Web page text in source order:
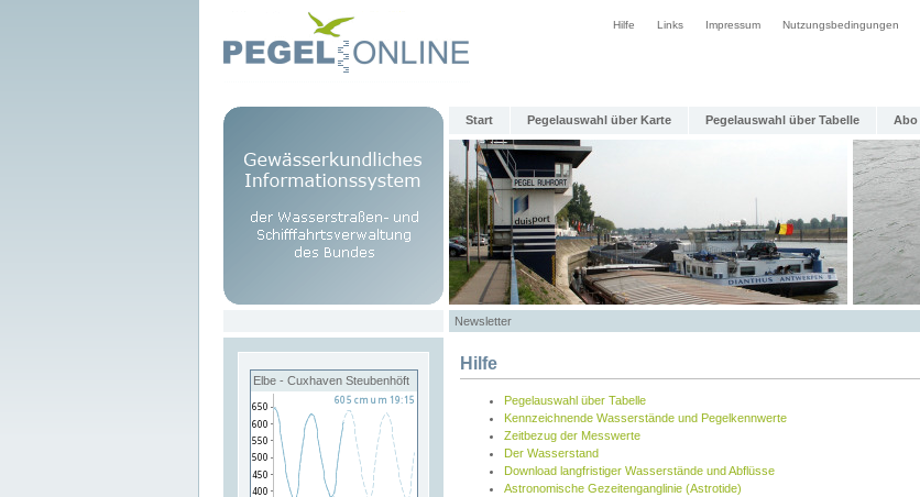
Hilfe Links Impressum Nutzungsbedingungen
Start Pegelauswahl über Karte Pegelauswahl über Tabelle Abo
Newsletter
Elbe - Cuxhaven Steubenhöft
Hilfe
Pegelauswahl über Tabelle
Kennzeichnende Wasserstände und Pegelkennwerte
Zeitbezug der Messwerte
Der Wasserstand
Download langfristiger Wasserstände und Abflüsse
Astronomische Gezeitenganglinie (Astrotide)